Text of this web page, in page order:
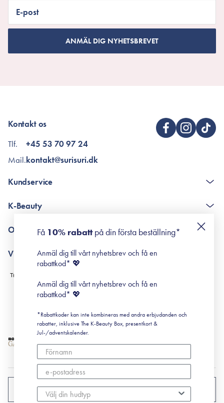
E-post
ANMÄL DIG NYHETSBREVET
Kontakt os
Tlf.
Mail.
+45 53 70 97 24
kontakt@surisuri.dk
Kundservice
Poängshop - frågor och svar
K-Beauty
Retinol för nybörjare
Om Surisuri
Black Friday
Villkor
Leverans & Retur
Köpvillkor
Prenumerationsvillkor
Cookiepolicy
SVERIGE
Få 10% rabattpå din första beställning*
Anmäl dig till vårt nyhetsbrev och få en
rabattkod* 💖
Anmäl dig till vårt nyhetsbrev och få en
rabattkod* 💖
*Rabattkoder kan inte kombineras med andra erbjudanden och
rabatter, inklusive The K-Beauty Box, presentkort &
Jul-/adventskalender.